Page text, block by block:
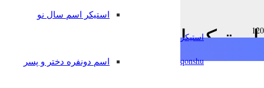
استیکرساز
qonshu@
استیکر اسم سال نو
اسم دونفره دختر و پسر
استیکر اسم دونفره